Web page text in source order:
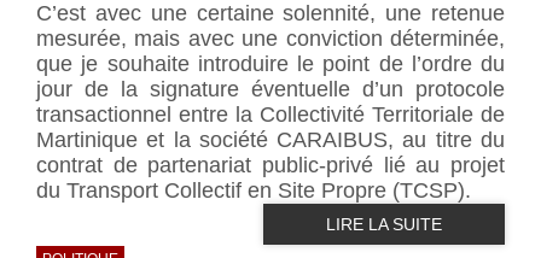
C’est avec une certaine solennité, une retenue
mesurée, mais avec une conviction déterminée,
que je souhaite introduire le point de l’ordre du
jour de la signature éventuelle d’un protocole
transactionnel entre la Collectivité Territoriale de
Martinique et la société CARAIBUS, au titre du
contrat de partenariat public-privé lié au projet
du Transport Collectif en Site Propre (TCSP).
LIRE LA SUITE